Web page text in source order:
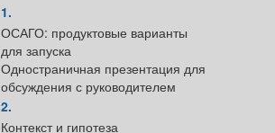
1.
ОСАГО: продуктовые варианты
для запуска
Одностраничная презентация для
обсуждения с руководителем
2.
Контекст и гипотеза